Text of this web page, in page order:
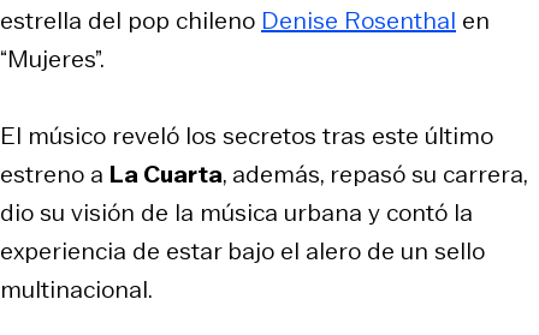
estrella del pop chileno Denise Rosenthal en
“Mujeres”.
El músico reveló los secretos tras este último
estreno a La Cuarta, además, repasó su carrera,
dio su visión de la música urbana y contó la
experiencia de estar bajo el alero de un sello
multinacional.